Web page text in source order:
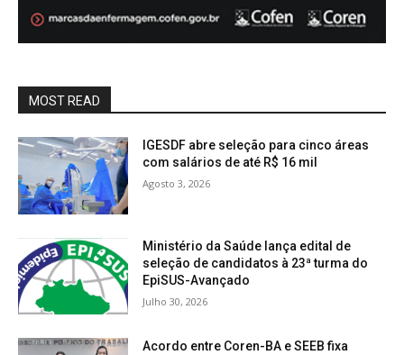
MOST READ
IGESDF abre seleção para cinco áreas
com salários de até R$ 16 mil
Agosto 3, 2026
Ministério da Saúde lança edital de
seleção de candidatos à 23ª turma do
EpiSUS-Avançado
Julho 30, 2026
Acordo entre Coren-BA e SEEB fixa